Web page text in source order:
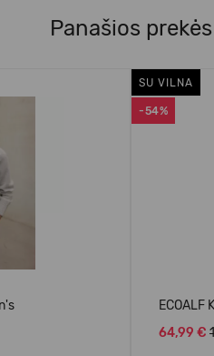
Panašios prekės
-54%
SU VILNA
ECOALF
64,99 €